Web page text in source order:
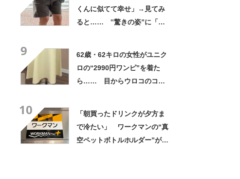
くんに似てて幸せ」→見てみ
ると…… ‟驚きの姿”に「最
9
62歳・62キロの女性がユニク
ロの“2990円ワンピ”を着た
ら…… 目からウロコのコー
10
「朝買ったドリンクが夕方ま
で冷たい」 ワークマンの“真
空ペットボトルホルダー”が大